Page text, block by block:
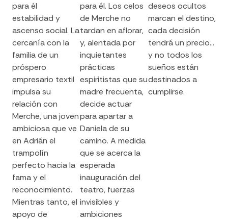
para él
estabilidad y
ascenso social. La
cercanía con la
familia de un
próspero
empresario textil
impulsa su
relación con
Merche, una joven
ambiciosa que ve
en Adrián el
trampolín
perfecto hacia la
fama y el
reconocimiento.
Mientras tanto, el
apoyo de
para él. Los celos
de Merche no
tardan en aflorar,
y, alentada por
inquietantes
prácticas
espiritistas que su
madre frecuenta,
decide actuar
para apartar a
Daniela de su
camino. A medida
que se acerca la
esperada
inauguración del
teatro, fuerzas
invisibles y
ambiciones
deseos ocultos
marcan el destino,
cada decisión
tendrá un precio…
y no todos los
sueños están
destinados a
cumplirse.